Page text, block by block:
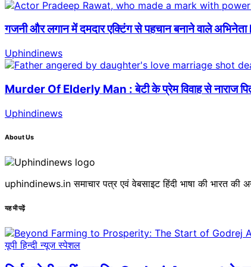
गजनी और लगान में दमदार एक्टिंग से पहचान बनाने वाले
Uphindinews
Murder Of Elderly Man : बेटी के प्रेम विवाह से नाराज
Uphindinews
About Us
uphindinews.in समाचार पत्र एवं वेबसाइट हिंदी भाषा की भारत की
यह भी पढ़ें
यूपी हिन्दी न्यूज स्पेशल